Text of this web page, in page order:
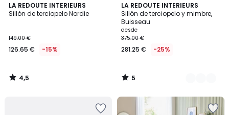
LA REDOUTE INTERIEURS
Sillón de terciopelo Nordie
149.00 €
126.65 € -15%
4,5
/ 5
4,5
/
LA REDOUTE INTERIEURS
Sillón de terciopelo y mimbre,
Buisseau
desde
375.00 €
281.25 € -25%
5
/
5
2
Colores
5
/